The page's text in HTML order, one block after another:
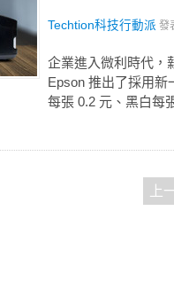
Techtion科技行動派 發
企業進入微利時代，
Epson 推出了採用新
每張 0.2 元、黑白每
上